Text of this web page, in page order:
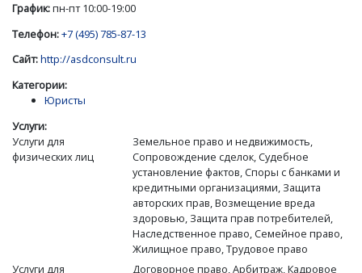
График:пн-пт 10:00-19:00
Телефон:+7 (495) 785-87-13
Сайт:http://asdconsult.ru
Категории:
Юристы
Услуги:
Услуги для
физических лиц
Земельное право и недвижимость,
Сопровождение сделок, Судебное
установление фактов, Споры с банками и
кредитными организациями, Защита
авторских прав, Возмещение вреда
здоровью, Защита прав потребителей,
Наследственное право, Семейное право,
Жилищное право, Трудовое право
Услуги для
Договорное право, Арбитраж, Кадровое